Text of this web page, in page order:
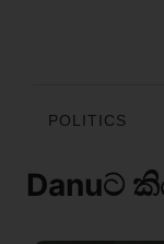
POLITICS